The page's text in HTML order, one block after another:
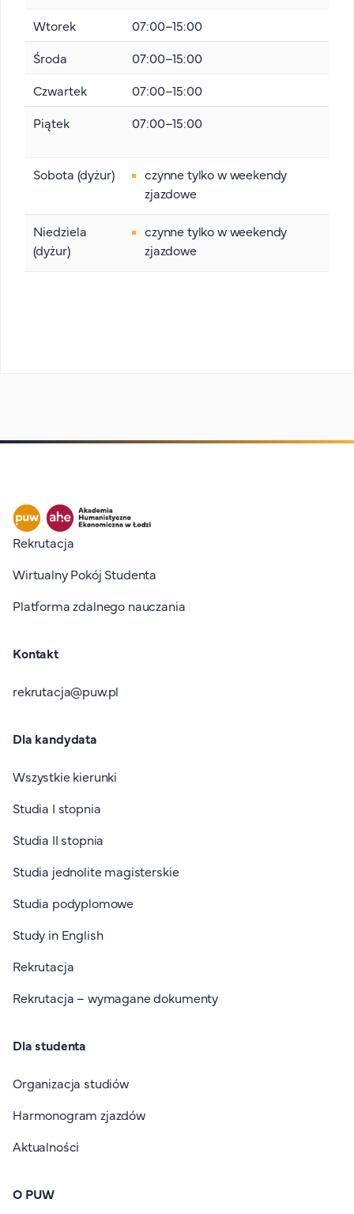
Wtorek
07:00–15:00
Środa
07:00–15:00
Czwartek
07:00–15:00
Piątek
07:00–15:00
Sobota (dyżur)
czynne tylko w weekendy
zjazdowe
Niedziela
(dyżur)
czynne tylko w weekendy
zjazdowe
Stopka I
Rekrutacja
Wirtualny Pokój Studenta
Platforma zdalnego nauczania
Kontakt
rekrutacja@puw.pl
Dla kandydata
Wszystkie kierunki
Studia I stopnia
Studia II stopnia
Studia jednolite magisterskie
Studia podyplomowe
Study in English
Rekrutacja
Rekrutacja – wymagane dokumenty
Dla studenta
Organizacja studiów
Harmonogram zjazdów
Aktualności
O PUW